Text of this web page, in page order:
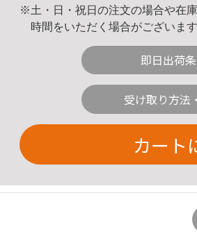
※土・日・祝日の注文の場合や在
時間をいただく場合がございます
即日出荷
受け取り方法
カート